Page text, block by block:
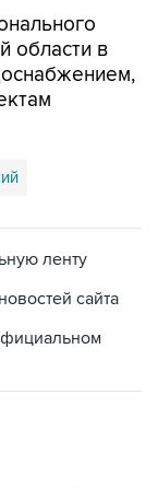
области в
ленту
сайта